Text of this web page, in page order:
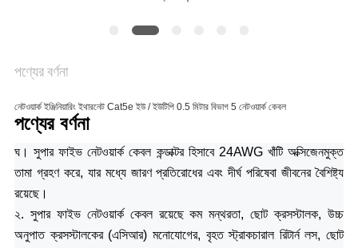
পণ্যের বর্ণনা
নেটওয়ার্ক ইঞ্জিনিয়ারিং ইথারনেট Cat5e ইউ / ইউটিপি 0.5 মিটার বিভাগ 5 নেটওয়ার্ক কেবল
পণ্যের বর্ণনা
ঘ।সুপার ফাইভ নেটওয়ার্ক কেবলকন্ডাক্টর হিসাবে 24AWG খাঁটি অক্সিজেনমুক্ত
তামা গ্রহণ করে, যার মধ্যে জারণ প্রতিরোধের এবং দীর্ঘ পরিষেবা জীবনের বৈশিষ্ট্য
রয়েছে।
২. সুপার ফাইভ নেটওয়ার্ক কেবল রয়েছেকম মন্থরতা, ছোট ক্রসস্টালক, উচ্চ
অনুপাতক্রসস্টালকের (এসিআর) মনোযোগের, বৃহত স্ট্রাকচারাল রিটার্ন লস, ছোট